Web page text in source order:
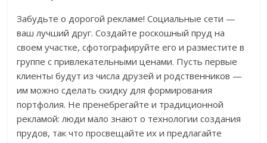
Забудьте о дорогой рекламе! Социальные сети —
ваш лучший друг. Создайте роскошный пруд на
своем участке, сфотографируйте его и разместите в
группе с привлекательными ценами. Пусть первые
клиенты будут из числа друзей и родственников —
им можно сделать скидку для формирования
портфолия. Не пренебрегайте и традиционной
рекламой: люди мало знают о технологии создания
прудов, так что просвещайте их и предлагайте